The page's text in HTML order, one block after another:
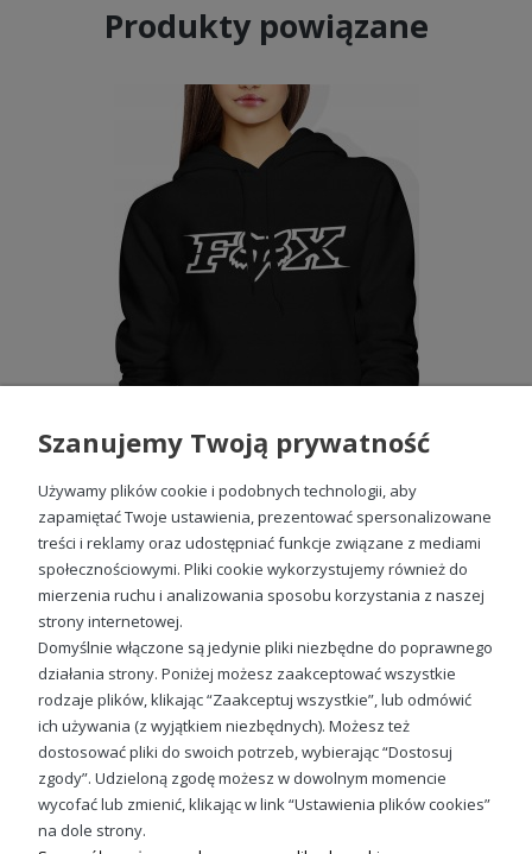
Produkty powiązane
Bluza Cross damska FOX Racing z kapturem
99,88 zł
Sprawdź nasze social media
Szanujemy Twoją prywatność
Używamy plików cookie i podobnych technologii, aby
zapamiętać Twoje ustawienia, prezentować spersonalizowane
treści i reklamy oraz udostępniać funkcje związane z mediami
społecznościowymi. Pliki cookie wykorzystujemy również do
mierzenia ruchu i analizowania sposobu korzystania z naszej
strony internetowej.
Domyślnie włączone są jedynie pliki niezbędne do poprawnego
działania strony. Poniżej możesz zaakceptować wszystkie
rodzaje plików, klikając “Zaakceptuj wszystkie”, lub odmówić
ich używania (z wyjątkiem niezbędnych). Możesz też
dostosować pliki do swoich potrzeb, wybierając “Dostosuj
zgody”. Udzieloną zgodę możesz w dowolnym momencie
wycofać lub zmienić, klikając w link “Ustawienia plików cookies”
na dole strony.